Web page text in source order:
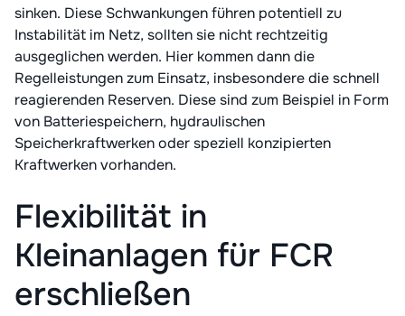
sinken. Diese Schwankungen führen potentiell zu
Instabilität im Netz, sollten sie nicht rechtzeitig
ausgeglichen werden. Hier kommen dann die
Regelleistungen zum Einsatz, insbesondere die schnell
reagierenden Reserven. Diese sind zum Beispiel in Form
von Batteriespeichern, hydraulischen
Speicherkraftwerken oder speziell konzipierten
Kraftwerken vorhanden.
Flexibilität in
Kleinanlagen für FCR
erschließen